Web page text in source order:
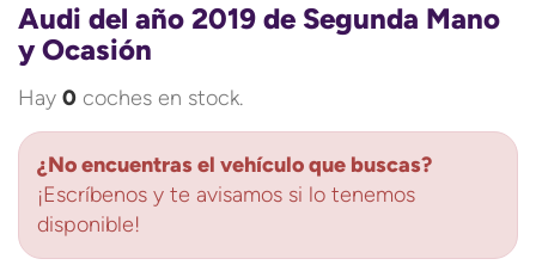
Audi del año 2019 de Segunda Mano
y Ocasión
Hay 0 coches en stock.
¿No encuentras el vehículo que buscas?
¡Escríbenos y te avisamos si lo tenemos
disponible!